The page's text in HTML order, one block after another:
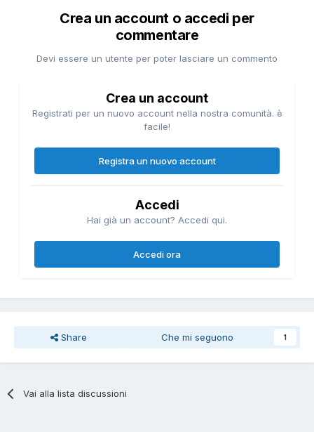
Crea un account o accedi per
commentare
Devi essere un utente per poter lasciare un commento
Crea un account
Registrati per un nuovo account nella nostra comunità. è
facile!
Registra un nuovo account
Accedi
Hai già un account? Accedi qui.
Accedi ora
Share Che mi seguono 1
Vai alla lista discussioni